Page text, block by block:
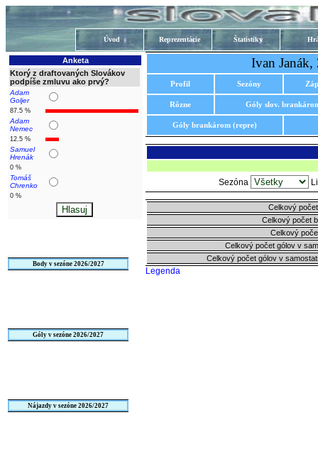
Úvod Reprezentácie Štatistiky
Anketa
Ktorý z draftovaných Slovákov
podpíše zmluvu ako prvý?
Adam
Goljer
87.5 %
Adam
Nemec
12.5 %
Samuel
Hrenák
0 %
Tomáš
Chrenko
0 %
Body v sezóne 2026/2027
Góly v sezóne 2026/2027
Nájazdy v sezóne 2026/2027
Ivan
Profil Sezóny
Rôzne Góly slov.
Góly brankárom (repre)
Sezóna
Celkový
Celkový počet
Celkový
Celkový počet gólov v
Celkový počet gólov v
Legenda